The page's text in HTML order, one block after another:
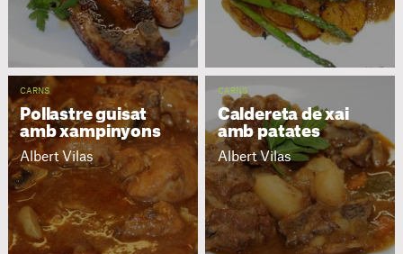
CARNS
Pollastre guisat
amb xampinyons
Albert Vilas
CARNS
Caldereta de xai
amb patates
Albert Vilas